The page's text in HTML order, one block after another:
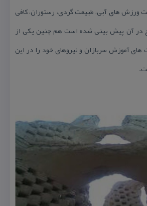
ورزش های آبی، طبیعت گردی، رستوران، كافی
در آن پیش بینی شده است هم چنین یكی از
های آموزش سربازان و نیروهای خود را در این